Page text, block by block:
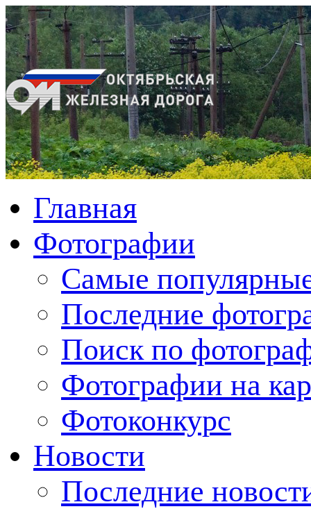
Главная
Фотографии
Cамые
Последние
Поиск по
Фотографии на
Фотоконкурс
Новости
Последние